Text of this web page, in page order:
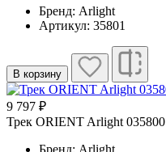
Бренд: Arlight
Артикул: 35801
В корзину
9 797 ₽
Трек ORIENT Arlight 035800